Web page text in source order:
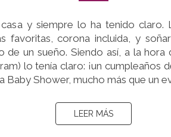
POR
PARTIDA
DOBLE!
y siempre lo ha tenido claro.
favoritas, corona incluida, y
de un sueño. Siendo así, a la
lo tenía claro: ¡un cumpleaños
Baby Shower, mucho más que un
LEER MÁSLEER MÁS